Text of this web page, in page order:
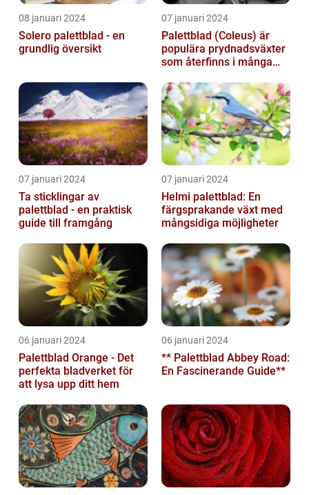
08 januari 2024
Solero palettblad - en
grundlig översikt
07 januari 2024
Palettblad (Coleus) är
populära prydnadsväxter
som återfinns i många
trädgårdar...
07 januari 2024
Ta sticklingar av
palettblad - en praktisk
guide till framgång
07 januari 2024
Helmi palettblad: En
färgsprakande växt med
mångsidiga möjligheter
06 januari 2024
Palettblad Orange - Det
perfekta bladverket för
att lysa upp ditt hem
06 januari 2024
** Palettblad Abbey Road:
En Fascinerande Guide**